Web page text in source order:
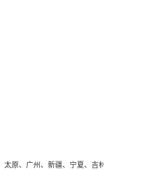
原、广州、新疆、宁夏、吉林、锡林浩